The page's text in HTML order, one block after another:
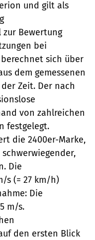
und gilt als
zur Bewertung
bei
sich über
dem gemessenen
Zeit. Der nach
von zahlreichen
festgelegt.
die 2400er-Marke,
Die
s (= 27 km/h)
Die
m/s.
den ersten Blick